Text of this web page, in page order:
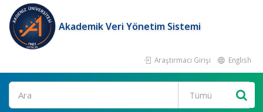
Akademik Veri Yönetim Sistemi
Araştırmacı Girişi English
Ara